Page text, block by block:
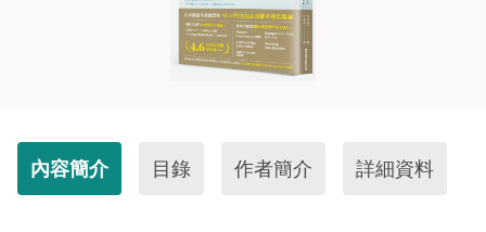
內容簡介 目錄 作者簡介 詳細資料